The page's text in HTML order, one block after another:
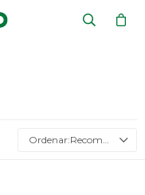
Recomendados